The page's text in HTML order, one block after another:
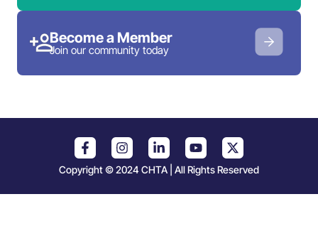
Become a Member
Join our community today
Copyright © 2024 CHTA | All Rights Reserved